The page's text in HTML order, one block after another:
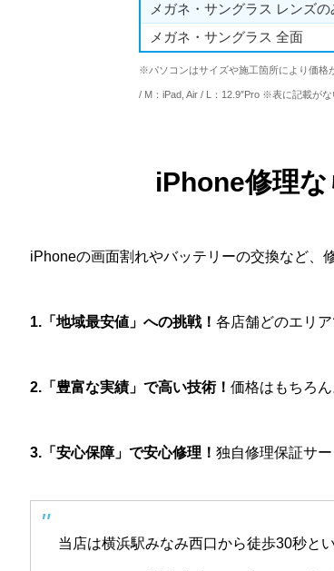
メガネ・サングラス レンズの
メガネ・サングラス 全面
※パソコンはサイズや施工箇所により価格
/ M：iPad, Air / L：12.9″Pro ※表に記載が
iPhone修理な
iPhoneの画面割れやバッテリーの交換など、
1.「地域最安値」への挑戦！ 各店舗どのエリ
2.「豊富な実績」で高い技術！ 価格はもちろ
3.「安心保障」で安心修理！ 独自修理保証サー
当店は横浜駅みなみ西口から徒歩30秒と